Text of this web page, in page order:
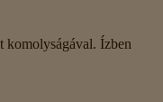
komolyságával. Ízben